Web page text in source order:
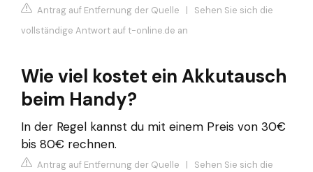
Antrag auf Entfernung der Quelle | Sehen Sie sich die
vollständige Antwort auf t-online.de an
Wie viel kostet ein Akkutausch
beim Handy?
In der Regel kannst du mit einem Preis von 30€
bis 80€ rechnen.
Antrag auf Entfernung der Quelle | Sehen Sie sich die